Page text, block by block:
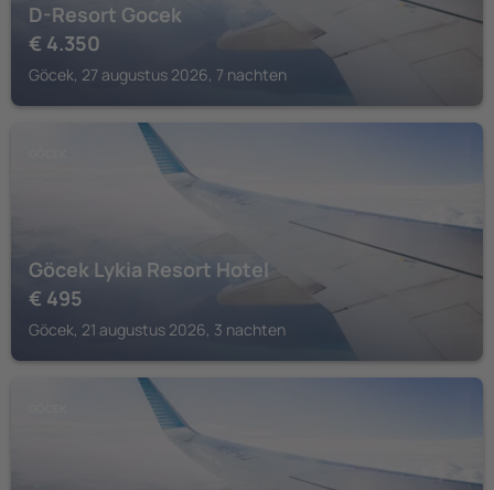
D-Resort Gocek
€ 4.350
Göcek, 27 augustus 2026, 7 nachten
Göcek Lykia Resort Hotel
€ 495
Göcek, 21 augustus 2026, 3 nachten